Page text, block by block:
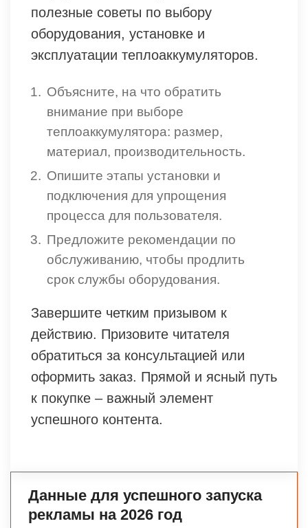
полезные советы по выбору
оборудования, установке и
эксплуатации теплоаккумуляторов.
Объясните, на что обратить
внимание при выборе
теплоаккумулятора: размер,
материал, производительность.
Опишите этапы установки и
подключения для упрощения
процесса для пользователя.
Предложите рекомендации по
обслуживанию, чтобы продлить
срок службы оборудования.
Завершите четким призывом к
действию. Призовите читателя
обратиться за консультацией или
оформить заказ. Прямой и ясный путь
к покупке – важный элемент
успешного контента.
Данные для успешного запуска
рекламы на 2026 год